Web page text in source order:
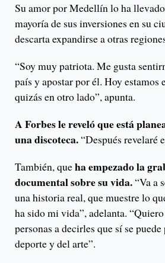
Su amor por Medellín lo ha
mayoría de sus inversiones en su
descarta expandirse a otras
“Soy muy patriota. Me gusta
país y apostar por él. Hoy estamos
quizás en otro lado”, apunta.
A Forbes le reveló que está
una discoteca.“Después revelaré
También, queha empezado la
documental sobre su vida.“Va a
una historia real, que muestre lo
ha sido mi vida”, adelanta.
personas a decirles que sí se
deporte y del arte”.